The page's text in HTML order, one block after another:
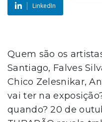
LinkedIn
Quem são os
Santiago, Falves
Chico Zelesnikar,
vai ter na
quando? 20 de